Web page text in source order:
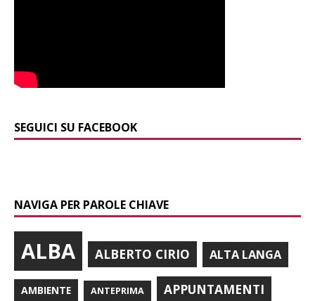
SEGUICI SU FACEBOOK
NAVIGA PER PAROLE CHIAVE
ALBA ALBERTO CIRIO ALTA LANGA
AMBIENTE ANTEPRIMA APPUNTAMENTI